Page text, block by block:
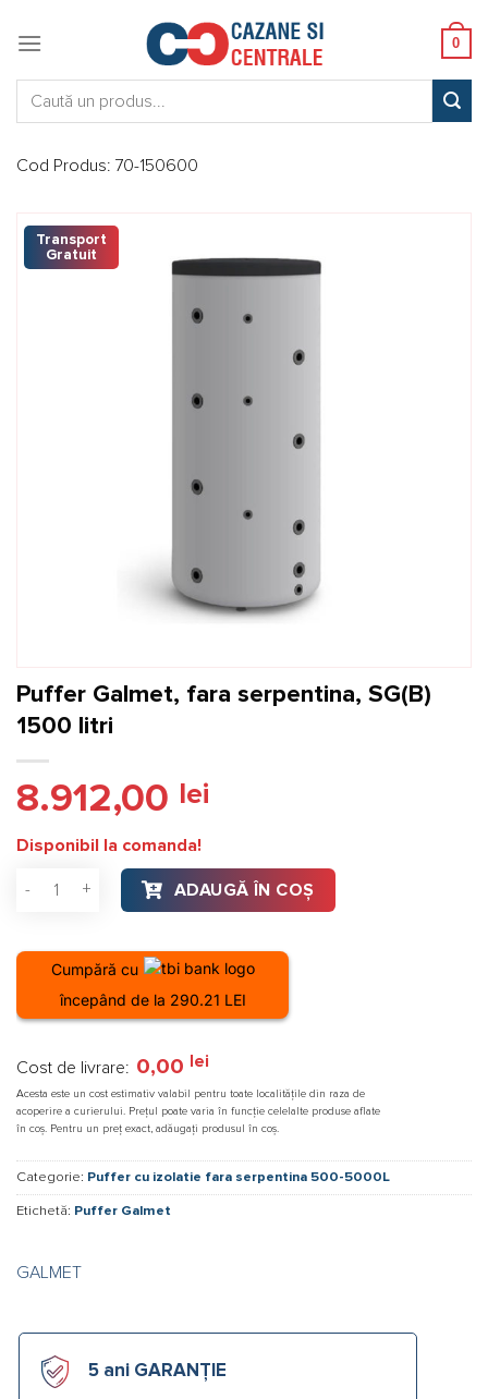
0
Cod Produs: 70-150600
Transport
Gratuit
Puffer Galmet, fara serpentina, SG(B)
1500 litri
8.912,00 lei
Disponibil la comanda!
Cantitate Puffer Galmet, fara serpentina, SG(B) 1500 litri
ADAUGĂ ÎN COȘ
Cumpără cu
începând de la 290.21 LEI
Cost de livrare: 0,00 lei
Acesta este un cost estimativ valabil pentru toate localitățile din raza de
acoperire a curierului. Prețul poate varia în funcție celelalte produse aflate
în coș. Pentru un preț exact, adăugați produsul în coș.
Categorie: Puffer cu izolatie fara serpentina 500-5000L
Etichetă: Puffer Galmet
GALMET
5 ani GARANȚIE